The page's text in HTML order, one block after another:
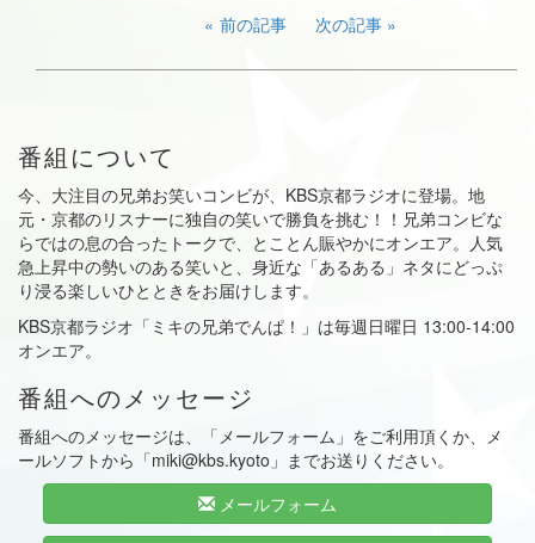
前の記事 次の記事
番組について
今、大注目の兄弟お笑いコンビが、KBS京都ラジオに登場。地
元・京都のリスナーに独自の笑いで勝負を挑む！！兄弟コンビな
らではの息の合ったトークで、とことん賑やかにオンエア。人気
急上昇中の勢いのある笑いと、身近な「あるある」ネタにどっぷ
り浸る楽しいひとときをお届けします。
KBS京都ラジオ「ミキの兄弟でんぱ！」は毎週日曜日 13:00-14:00
オンエア。
番組へのメッセージ
番組へのメッセージは、「メールフォーム」をご利用頂くか、メ
ールソフトから「miki@kbs.kyoto」までお送りください。
メールフォーム